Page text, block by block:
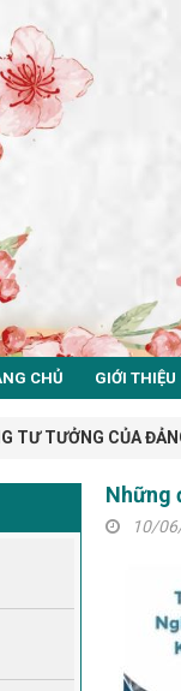
CHỦ GIỚI THIỆU
TƯ TƯỞNG CỦA
Những
10/